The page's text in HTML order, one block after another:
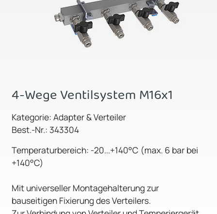
4-Wege Ventilsystem M16x1
Kategorie: Adapter & Verteiler
Best.-Nr.: 343304
Temperaturbereich: -20...+140°C (max. 6 bar bei
+140°C)
Mit universeller Montagehalterung zur
bauseitigen Fixierung des Verteilers.